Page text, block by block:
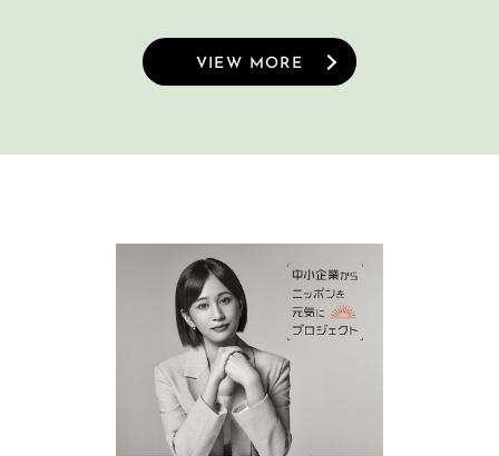
VIEW MORE